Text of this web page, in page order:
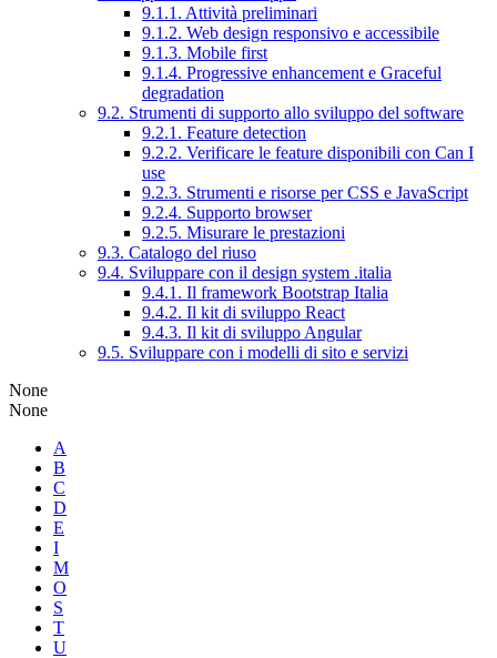
9.1.1. Attività preliminari
9.1.2. Web design responsivo e accessibile
9.1.3. Mobile first
9.1.4. Progressive enhancement e Graceful
degradation
9.2. Strumenti di supporto allo sviluppo del software
9.2.1. Feature detection
9.2.2. Verificare le feature disponibili con Can I
use
9.2.3. Strumenti e risorse per CSS e JavaScript
9.2.4. Supporto browser
9.2.5. Misurare le prestazioni
9.3. Catalogo del riuso
9.4. Sviluppare con il design system .italia
9.4.1. Il framework Bootstrap Italia
9.4.2. Il kit di sviluppo React
9.4.3. Il kit di sviluppo Angular
9.5. Sviluppare con i modelli di sito e servizi
None
None
A
B
C
D
E
I
M
O
S
T
U